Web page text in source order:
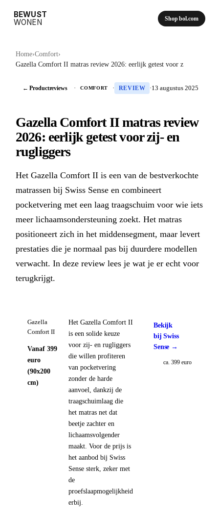
BEWUST
WONEN
Shop bol.com
Home›Comfort›
Gazella Comfort II matras review 2026: eerlijk getest voor z
← Productreviews · COMFORT · REVIEW ·13 augustus 2025
Gazella Comfort II matras review
2026: eerlijk getest voor zij- en
rugliggers
Het Gazella Comfort II is een van de bestverkochte
matrassen bij Swiss Sense en combineert
pocketvering met een laag traagschuim voor wie iets
meer lichaamsondersteuning zoekt. Het matras
positioneert zich in het middensegment, maar levert
prestaties die je normaal pas bij duurdere modellen
verwacht. In deze review lees je wat je er echt voor
terugkrijgt.
Gazella
Comfort II
Vanaf 399
euro
(90x200
cm)
Het Gazella Comfort II
is een solide keuze
voor zij- en rugliggers
die willen profiteren
van pocketvering
zonder de harde
aanvoel, dankzij de
traagschuimlaag die
het matras net dat
beetje zachter en
lichaamsvolgender
maakt. Voor de prijs is
het aanbod bij Swiss
Sense sterk, zeker met
de
proefslaapmogelijkheid
erbij.
Bekijk
bij Swiss
Sense →
ca. 399 euro